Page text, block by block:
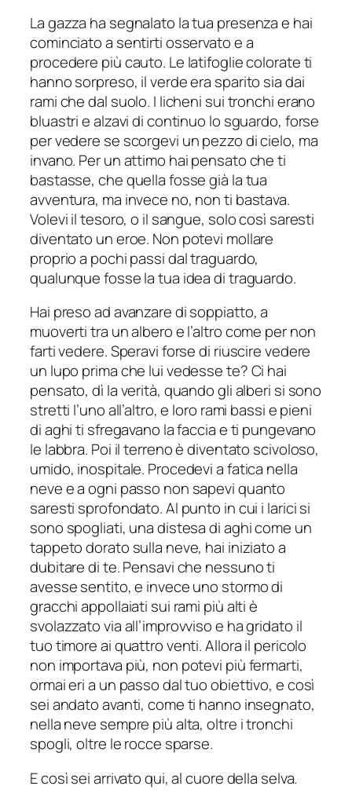
La gazza ha segnalato la tua presenza e hai
cominciato a sentirti osservato e a
procedere più cauto. Le latifoglie colorate ti
hanno sorpreso, il verde era sparito sia dai
rami che dal suolo. I licheni sui tronchi erano
bluastri e alzavi di continuo lo sguardo, forse
per vedere se scorgevi un pezzo di cielo, ma
invano. Per un attimo hai pensato che ti
bastasse, che quella fosse già la tua
avventura, ma invece no, non ti bastava.
Volevi il tesoro, o il sangue, solo così saresti
diventato un eroe. Non potevi mollare
proprio a pochi passi dal traguardo,
qualunque fosse la tua idea di traguardo.
Hai preso ad avanzare di soppiatto, a
muoverti tra un albero e l’altro come per non
farti vedere. Speravi forse di riuscire vedere
un lupo prima che lui vedesse te? Ci hai
pensato, dì la verità, quando gli alberi si sono
stretti l’uno all’altro, e loro rami bassi e pieni
di aghi ti sfregavano la faccia e ti pungevano
le labbra. Poi il terreno è diventato scivoloso,
umido, inospitale. Procedevi a fatica nella
neve e a ogni passo non sapevi quanto
saresti sprofondato. Al punto in cui i larici si
sono spogliati, una distesa di aghi come un
tappeto dorato sulla neve, hai iniziato a
dubitare di te. Pensavi che nessuno ti
avesse sentito, e invece uno stormo di
gracchi appollaiati sui rami più alti è
svolazzato via all’improvviso e ha gridato il
tuo timore ai quattro venti. Allora il pericolo
non importava più, non potevi più fermarti,
ormai eri a un passo dal tuo obiettivo, e così
sei andato avanti, come ti hanno insegnato,
nella neve sempre più alta, oltre i tronchi
spogli, oltre le rocce sparse.
E così sei arrivato qui, al cuore della selva.